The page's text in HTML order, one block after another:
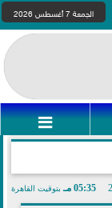
الجمعة 7 أغسطس 2026

05:35 مـ بتوقيت القاهرة